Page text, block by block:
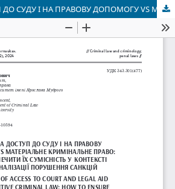
ПРАВО НА ДОСТУП ДО СУДУ І НА ПРАВОВУ ДОПОМОГУ VS МАТЕРІАЛЬНЕ КРИМІНАЛЬНЕ ПРАВО: ЯК ЗАБЕЗПЕЧИТИ ЇХ СУМІСНІСТЬ У КОНТЕКСТІ КРИМІНАЛІЗАЦІЇ ПОРУШЕННЯ САНКЦІЙ